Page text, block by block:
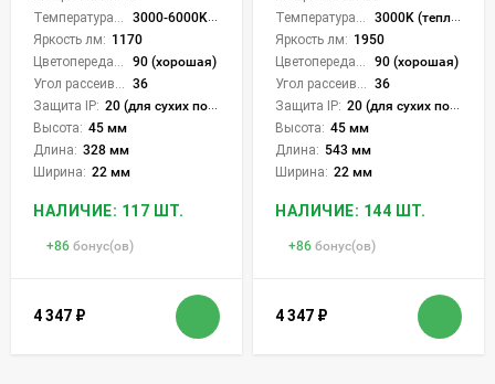
3000-6000K (плавная рег.)
Яркость лм: 1170
90 (хорошая)
36
Защита IP: 20 (для сухих пом.)
Высота: 45 мм
Длина: 328 мм
Ширина: 22 мм
НАЛИЧИЕ: 117 ШТ.
+86 бонус(ов)
4 347 ₽
3000K (теплый), 4000K (нейтральный), 6000K (холодный), CCT механическое переключение
Яркость лм: 1950
90 (хорошая)
36
Защита IP: 20 (для сухих пом.)
Высота: 45 мм
Длина: 543 мм
Ширина: 22 мм
НАЛИЧИЕ: 144 ШТ.
+86 бонус(ов)
4 347 ₽